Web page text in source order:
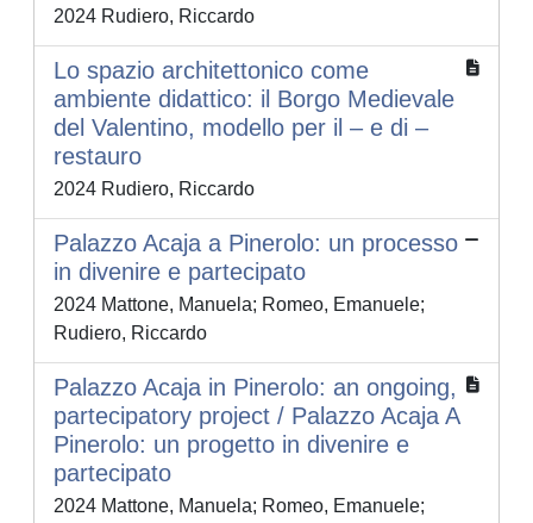
2024 Rudiero, Riccardo
Lo spazio architettonico come
ambiente didattico: il Borgo Medievale
del Valentino, modello per il – e di –
restauro
2024 Rudiero, Riccardo
Palazzo Acaja a Pinerolo: un processo
in divenire e partecipato
2024 Mattone, Manuela; Romeo, Emanuele;
Rudiero, Riccardo
Palazzo Acaja in Pinerolo: an ongoing,
partecipatory project / Palazzo Acaja A
Pinerolo: un progetto in divenire e
partecipato
2024 Mattone, Manuela; Romeo, Emanuele;